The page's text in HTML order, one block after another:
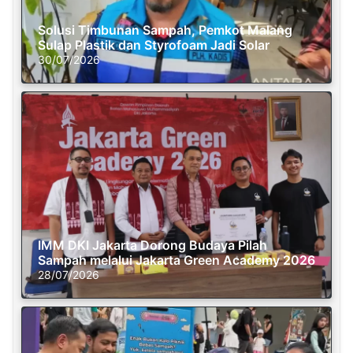
Solusi Timbunan Sampah, Pemkot Malang
Sulap Plastik dan Styrofoam Jadi Solar
30/07/2026
IMM DKI Jakarta Dorong Budaya Pilah
Sampah melalui Jakarta Green Academy 2026
28/07/2026